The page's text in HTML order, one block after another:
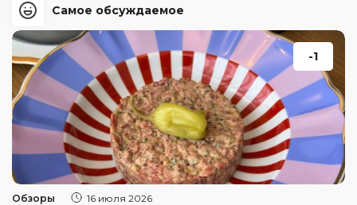
Самое обсуждаемое
-1
Обзоры 16 июля 2026